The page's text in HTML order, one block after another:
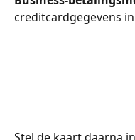
creditcardgegevens